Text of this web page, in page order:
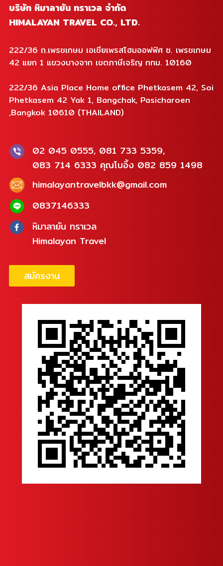
บริษัท หิมาลายัน ทราเวล จำกัด
HIMALAYAN TRAVEL CO., LTD.
222/36 ถ.เพรชเกษม เอเชียเพรสโฮมออฟฟิศ ซ. เพรชเกษม
42 แยก 1 แขวงบางจาก เขตภาษีเจริญ กทม. 10160
222/36 Asia Place Home office Phetkasem 42, Soi
Phetkasem 42 Yak 1, Bangchak, Pasicharoen
,Bangkok 10610 (THAILAND)
02 045 0555, 081 733 5359,
083 714 6333 คุณโบอิ้ง 082 859 1498
himalayantravelbkk@gmail.com
0837146333
หิมาลายัน ทราเวล
Himalayan Travel
สมัครงาน